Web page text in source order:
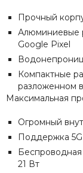
Прочный
Алюминиевые
Google Pixel
Компактные
разложенном
Максимальная
Огромный
Поддержка
21 Вт